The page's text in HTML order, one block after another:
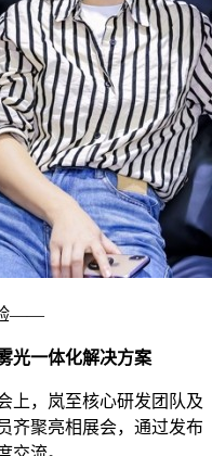
验——
光一体化解决方案
上，岚至核心研发团队及
齐聚亮相展会，通过发布